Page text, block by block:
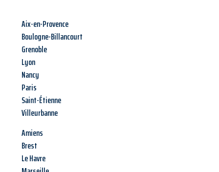
Aix-en-Provence
Boulogne-Billancourt
Grenoble
Lyon
Nancy
Paris
Saint-Étienne
Villeurbanne
Amiens
Brest
Le Havre